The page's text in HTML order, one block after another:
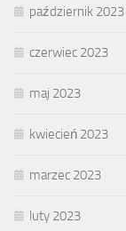
październik 2023
czerwiec 2023
maj 2023
kwiecień 2023
marzec 2023
luty 2023